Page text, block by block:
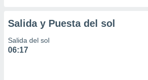
Salida y Puesta del sol
Salida del sol
06:17